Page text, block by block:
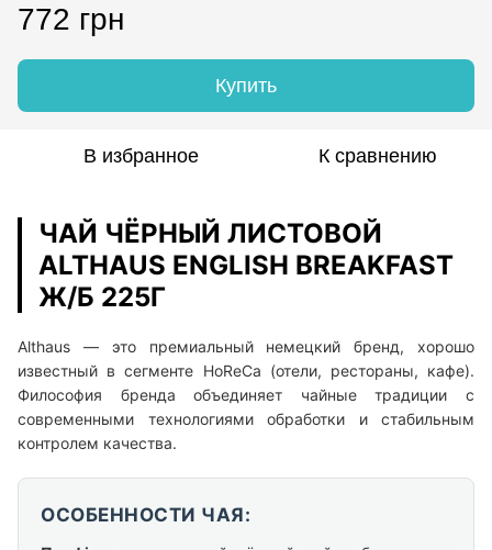
772 грн
Купить
В избранное К сравнению
ЧАЙ ЧЁРНЫЙ ЛИСТОВОЙ
ALTHAUS ENGLISH BREAKFAST
Ж/Б 225Г
Althaus — это премиальный немецкий бренд, хорошо
известный в сегменте HoReCa (отели, рестораны, кафе).
Философия бренда объединяет чайные традиции с
современными технологиями обработки и стабильным
контролем качества.
ОСОБЕННОСТИ ЧАЯ: